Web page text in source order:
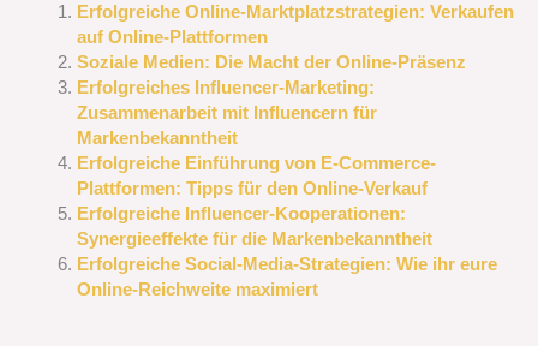
Erfolgreiche Online-Marktplatzstrategien: Verkaufen
auf Online-Plattformen
Soziale Medien: Die Macht der Online-Präsenz
Erfolgreiches Influencer-Marketing:
Zusammenarbeit mit Influencern für
Markenbekanntheit
Erfolgreiche Einführung von E-Commerce-
Plattformen: Tipps für den Online-Verkauf
Erfolgreiche Influencer-Kooperationen:
Synergieeffekte für die Markenbekanntheit
Erfolgreiche Social-Media-Strategien: Wie ihr eure
Online-Reichweite maximiert